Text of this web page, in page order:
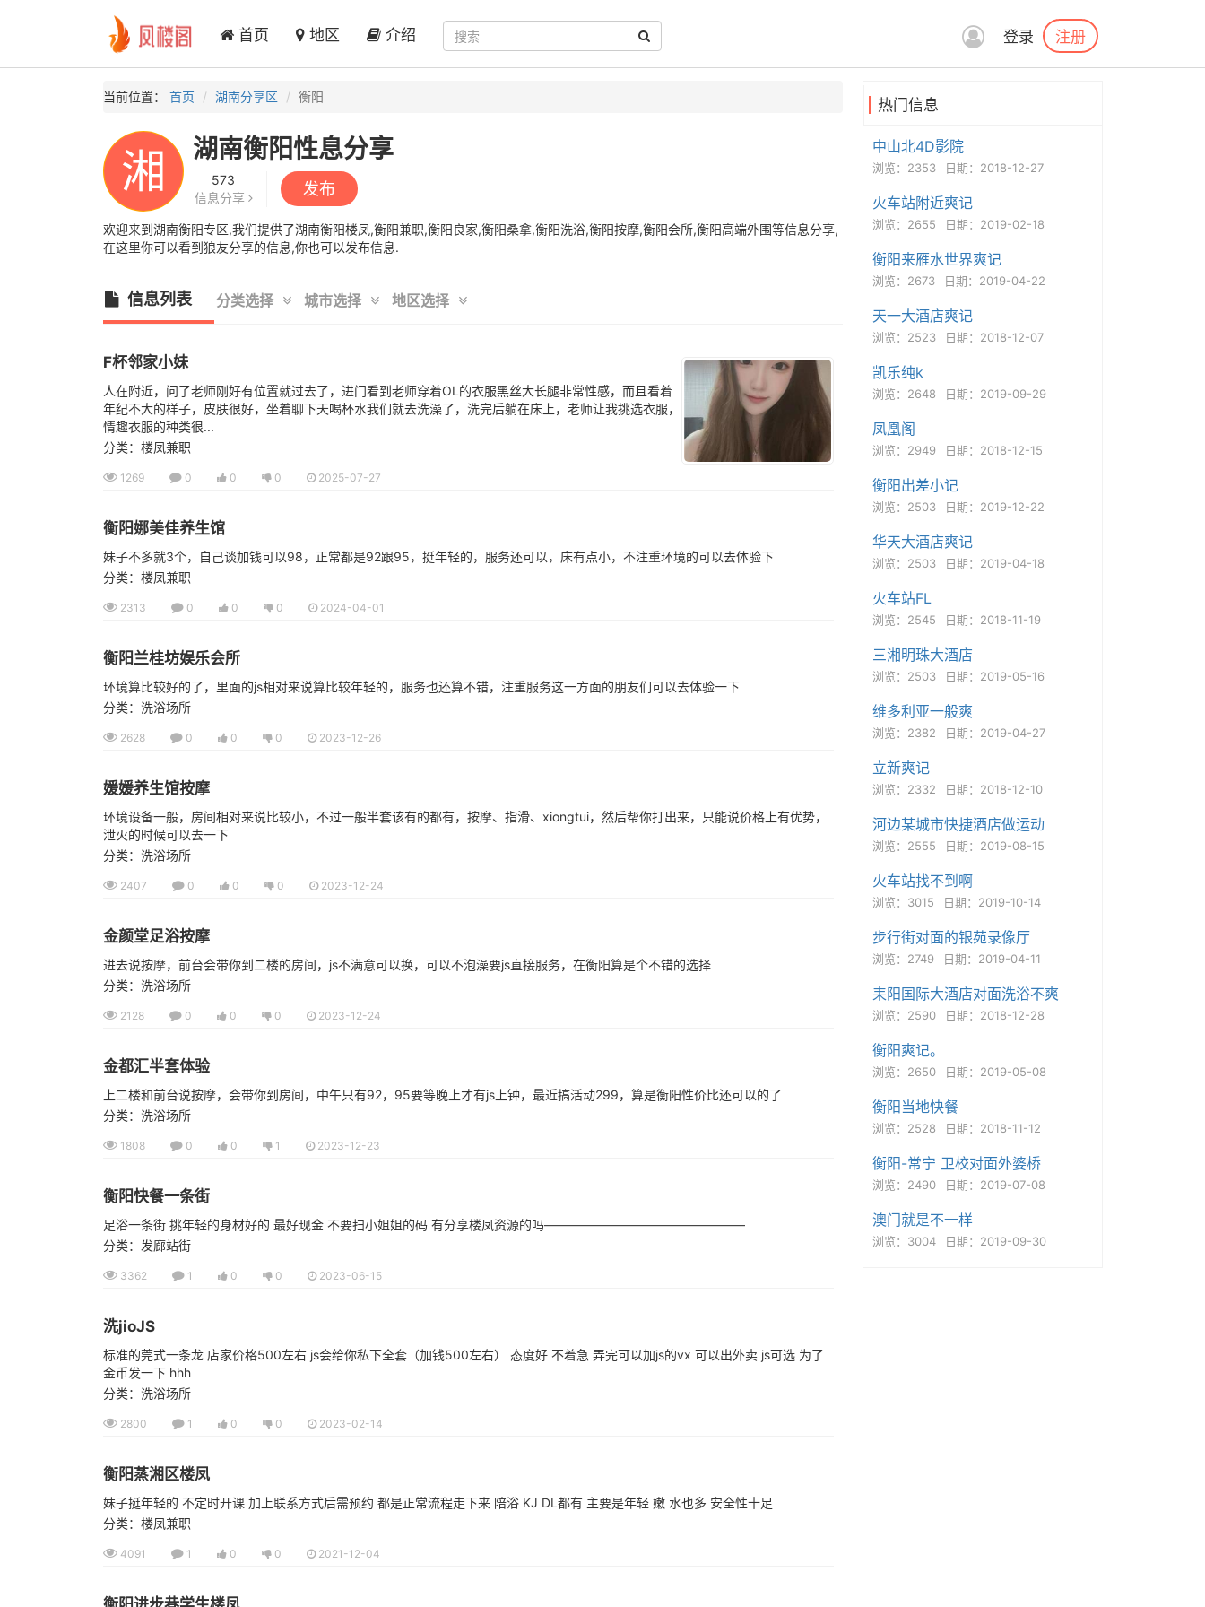
首页 地区 介绍 登录 注册
当前位置： 首页 湖南分享区 衡阳
湘 湖南衡阳性息分享
573
信息分享
发布
欢迎来到湖南衡阳专区,我们提供了湖南衡阳楼凤,衡阳兼职,衡阳良家,衡阳桑拿,衡阳洗浴,衡阳按摩,衡阳会所,衡阳高端外围等信息分享,
在这里你可以看到狼友分享的信息,你也可以发布信息.
信息列表 分类选择 城市选择 地区选择
F杯邻家小妹
人在附近，问了老师刚好有位置就过去了，进门看到老师穿着OL的衣服黑丝大长腿非常性感，而且看着
年纪不大的样子，皮肤很好，坐着聊下天喝杯水我们就去洗澡了，洗完后躺在床上，老师让我挑选衣服，
情趣衣服的种类很...
分类：楼凤兼职
1269 0 0 0 2025-07-27
衡阳娜美佳养生馆
妹子不多就3个，自己谈加钱可以98，正常都是92跟95，挺年轻的，服务还可以，床有点小，不注重环境的可以去体验下
分类：楼凤兼职
2313 0 0 0 2024-04-01
衡阳兰桂坊娱乐会所
环境算比较好的了，里面的js相对来说算比较年轻的，服务也还算不错，注重服务这一方面的朋友们可以去体验一下
分类：洗浴场所
2628 0 0 0 2023-12-26
媛媛养生馆按摩
环境设备一般，房间相对来说比较小，不过一般半套该有的都有，按摩、指滑、xiongtui，然后帮你打出来，只能说价格上有优势，
泄火的时候可以去一下
分类：洗浴场所
2407 0 0 0 2023-12-24
金颜堂足浴按摩
进去说按摩，前台会带你到二楼的房间，js不满意可以换，可以不泡澡要js直接服务，在衡阳算是个不错的选择
分类：洗浴场所
2128 0 0 0 2023-12-24
金都汇半套体验
上二楼和前台说按摩，会带你到房间，中午只有92，95要等晚上才有js上钟，最近搞活动299，算是衡阳性价比还可以的了
分类：洗浴场所
1808 0 0 1 2023-12-23
衡阳快餐一条街
足浴一条街 挑年轻的身材好的 最好现金 不要扫小姐姐的码 有分享楼凤资源的吗————————————————
分类：发廊站街
3362 1 0 0 2023-06-15
洗jioJS
标准的莞式一条龙 店家价格500左右 js会给你私下全套（加钱500左右） 态度好 不着急 弄完可以加js的vx 可以出外卖 js可选 为了
金币发一下 hhh
分类：洗浴场所
2800 1 0 0 2023-02-14
衡阳蒸湘区楼凤
妹子挺年轻的 不定时开课 加上联系方式后需预约 都是正常流程走下来 陪浴 KJ DL都有 主要是年轻 嫩 水也多 安全性十足
分类：楼凤兼职
4091 1 0 0 2021-12-04
热门信息
中山北4D影院
浏览：2353 日期：2018-12-27
火车站附近爽记
浏览：2655 日期：2019-02-18
衡阳来雁水世界爽记
浏览：2673 日期：2019-04-22
天一大酒店爽记
浏览：2523 日期：2018-12-07
凯乐纯k
浏览：2648 日期：2019-09-29
凤凰阁
浏览：2949 日期：2018-12-15
衡阳出差小记
浏览：2503 日期：2019-12-22
华天大酒店爽记
浏览：2503 日期：2019-04-18
火车站FL
浏览：2545 日期：2018-11-19
三湘明珠大酒店
浏览：2503 日期：2019-05-16
维多利亚一般爽
浏览：2382 日期：2019-04-27
立新爽记
浏览：2332 日期：2018-12-10
河边某城市快捷酒店做运动
浏览：2555 日期：2019-08-15
火车站找不到啊
浏览：3015 日期：2019-10-14
步行街对面的银苑录像厅
浏览：2749 日期：2019-04-11
耒阳国际大酒店对面洗浴不爽
浏览：2590 日期：2018-12-28
衡阳爽记。
浏览：2650 日期：2019-05-08
衡阳当地快餐
浏览：2528 日期：2018-11-12
衡阳-常宁 卫校对面外婆桥
浏览：2490 日期：2019-07-08
澳门就是不一样
浏览：3004 日期：2019-09-30